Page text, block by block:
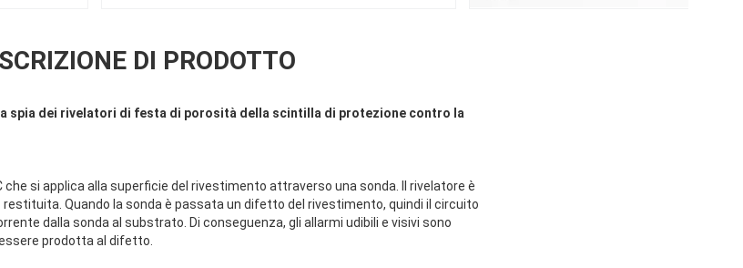
DI PRODOTTO
spia dei rivelatori di festa di porosità della scintilla di protezione contro la
che si applica alla superficie del rivestimento attraverso una sonda. Il rivelatore è
Quando la sonda è passata un difetto del rivestimento, quindi il circuito
dalla sonda al substrato. Di conseguenza, gli allarmi udibili e visivi sono
prodotta al difetto.